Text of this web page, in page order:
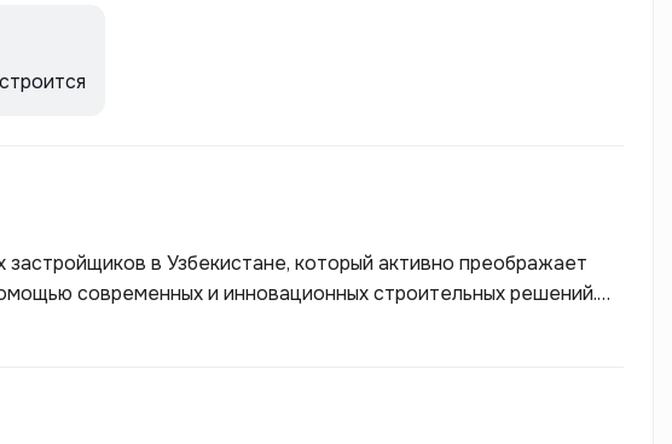
в Узбекистане, который активно преображает
современных и инновационных строительных решений.
компания заслужила репутацию надежного партнера